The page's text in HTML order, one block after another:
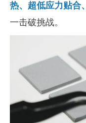
热、超低应力贴合
一击破挑战。